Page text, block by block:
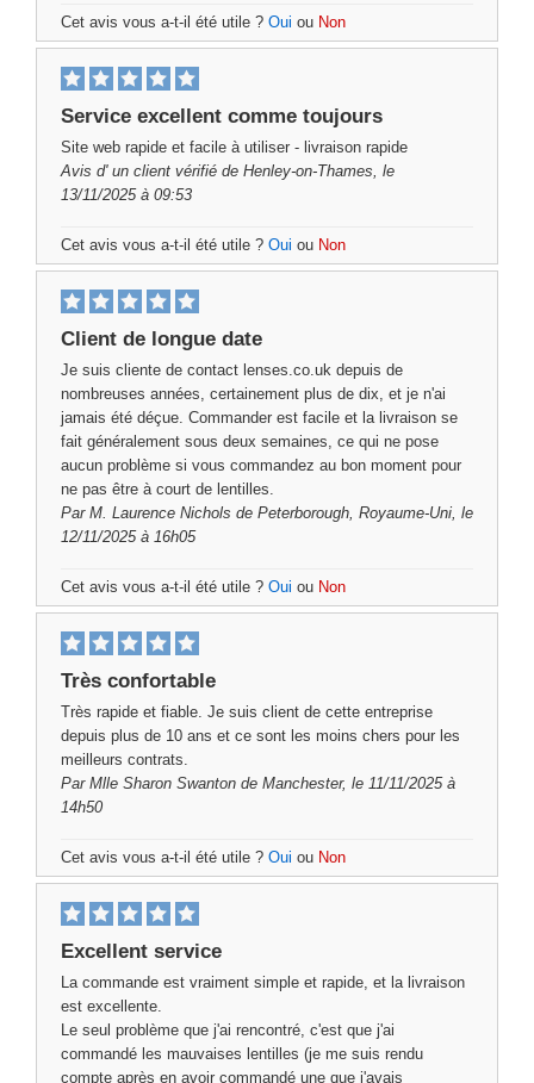
Cet avis vous a-t-il été utile ? Oui ou Non
Service excellent comme toujours
Site web rapide et facile à utiliser - livraison rapide
Avis d' un client vérifié de Henley-on-Thames, le
13/11/2025 à 09:53
Cet avis vous a-t-il été utile ? Oui ou Non
Client de longue date
Je suis cliente de contact lenses.co.uk depuis de
nombreuses années, certainement plus de dix, et je n'ai
jamais été déçue. Commander est facile et la livraison se
fait généralement sous deux semaines, ce qui ne pose
aucun problème si vous commandez au bon moment pour
ne pas être à court de lentilles.
Par M. Laurence Nichols de Peterborough, Royaume-Uni, le
12/11/2025 à 16h05
Cet avis vous a-t-il été utile ? Oui ou Non
Très confortable
Très rapide et fiable. Je suis client de cette entreprise
depuis plus de 10 ans et ce sont les moins chers pour les
meilleurs contrats.
Par Mlle Sharon Swanton de Manchester, le 11/11/2025 à
14h50
Cet avis vous a-t-il été utile ? Oui ou Non
Excellent service
La commande est vraiment simple et rapide, et la livraison
est excellente.
Le seul problème que j'ai rencontré, c'est que j'ai
commandé les mauvaises lentilles (je me suis rendu
compte après en avoir commandé une que j'avais